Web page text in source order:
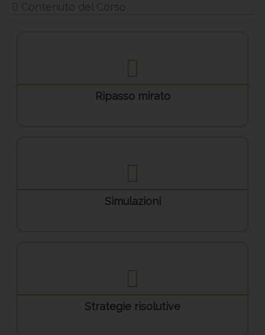
Contenuto del Corso
Ripasso mirato
Simulazioni
Strategie risolutive